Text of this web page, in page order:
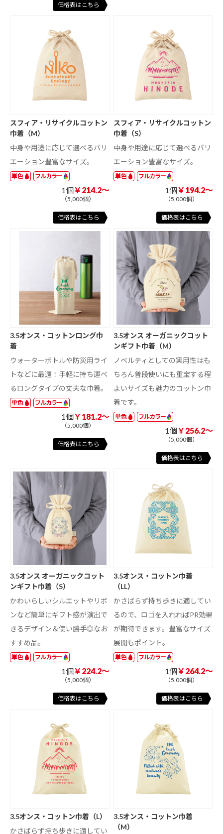
価格表はこちら
スフィア・リサイクルコットン
巾着（M）
中身や用途に応じて選べるバリ
エーション豊富なサイズ。
単色 フルカラー
1個￥214.2～
（5,000個）
価格表はこちら
スフィア・リサイクルコットン
巾着（S）
中身や用途に応じて選べるバリ
エーション豊富なサイズ。
単色 フルカラー
1個￥194.2～
（5,000個）
価格表はこちら
3.5オンス・コットンロング巾
着
ウォーターボトルや防災用ライ
トなどに最適！手軽に持ち運べ
るロングタイプの丈夫な巾着。
単色 フルカラー
1個￥181.2～
（5,000個）
価格表はこちら
3.5オンス オーガニックコット
ンギフト巾着（M）
ノベルティとしての実用性はも
ちろん普段使いにも重宝する程
よいサイズも魅力のコットン巾
着です。
単色 フルカラー
1個￥256.2～
（5,000個）
価格表はこちら
3.5オンス オーガニックコット
ンギフト巾着（S）
かわいらしいシルエットやリボ
ンなど簡単にギフト感が演出で
きるデザイン＆使い勝手◎なお
すすめ品。
単色 フルカラー
1個￥224.2～
（5,000個）
価格表はこちら
3.5オンス・コットン巾着
（LL）
かさばらず持ち歩きに適してい
るので、ロゴを入れればPR効果
が期待できます。豊富なサイズ
展開もポイント。
単色 フルカラー
1個￥264.2～
（5,000個）
価格表はこちら
3.5オンス・コットン巾着（L）
かさばらず持ち歩きに適してい
3.5オンス・コットン巾着
（M）